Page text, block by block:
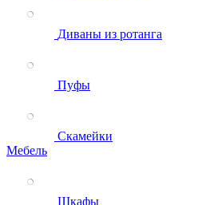
Диваны из ротанга
Пуфы
Скамейки
Мебель
Шкафы